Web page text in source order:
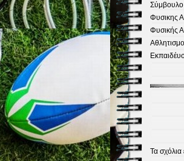
Σύμβουλο
Φυσικης
Φυσικής
Τα σχόλια